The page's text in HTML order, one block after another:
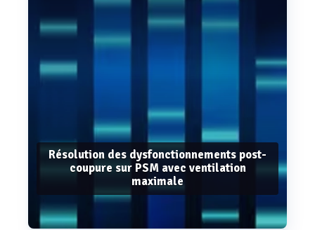
Résolution des dysfonctionnements post-
coupure sur PSM avec ventilation
maximale